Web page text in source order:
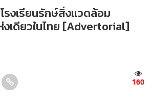
งเรียนรักษ์สิ่งแวดล้อม
งเดียวในไทย [Advertorial]
160